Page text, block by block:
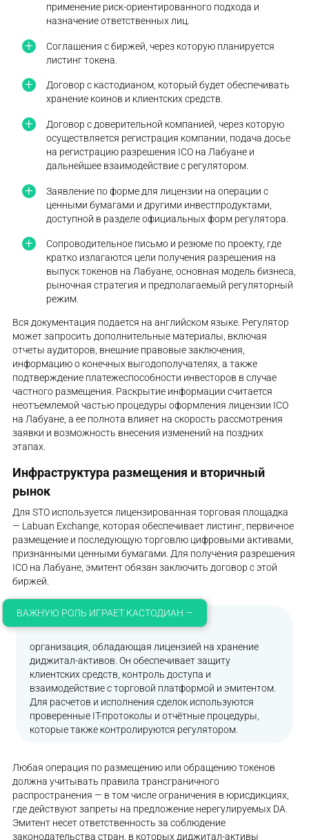
применение риск-ориентированного подхода и
назначение ответственных лиц.
Соглашения с биржей, через которую планируется
листинг токена.
Договор с кастодианом, который будет обеспечивать
хранение коинов и клиентских средств.
Договор с доверительной компанией, через которую
осуществляется регистрация компании, подача досье
на регистрацию разрешения ICO на Лабуане и
дальнейшее взаимодействие с регулятором.
Заявление по форме для лицензии на операции с
ценными бумагами и другими инвестпродуктами,
доступной в разделе официальных форм регулятора.
Сопроводительное письмо и резюме по проекту, где
кратко излагаются цели получения разрешения на
выпуск токенов на Лабуане, основная модель бизнеса,
рыночная стратегия и предполагаемый регуляторный
режим.
Вся документация подается на английском языке. Регулятор
может запросить дополнительные материалы, включая
отчеты аудиторов, внешние правовые заключения,
информацию о конечных выгодополучателях, а также
подтверждение платежеспособности инвесторов в случае
частного размещения. Раскрытие информации считается
неотъемлемой частью процедуры оформления лицензии ICO
на Лабуане, а ее полнота влияет на скорость рассмотрения
заявки и возможность внесения изменений на поздних
этапах.
Инфраструктура размещения и вторичный
рынок
Для STO используется лицензированная торговая площадка
— Labuan Exchange, которая обеспечивает листинг, первичное
размещение и последующую торговлю цифровыми активами,
признанными ценными бумагами. Для получения разрешения
ICO на Лабуане, эмитент обязан заключить договор с этой
биржей.
ВАЖНУЮ РОЛЬ ИГРАЕТ КАСТОДИАН —
организация, обладающая лицензией на хранение
диджитал-активов. Он обеспечивает защиту
клиентских средств, контроль доступа и
взаимодействие с торговой платформой и эмитентом.
Для расчетов и исполнения сделок используются
проверенные IT-протоколы и отчётные процедуры,
которые также контролируются регулятором.
Любая операция по размещению или обращению токенов
должна учитывать правила трансграничного
распространения — в том числе ограничения в юрисдикциях,
где действуют запреты на предложение нерегулируемых DA.
Эмитент несет ответственность за соблюдение
законодательства стран, в которых диджитал-активы